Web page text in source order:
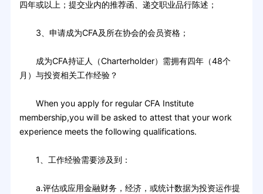
四年或以上；提交业内的推荐函、递交职业品行陈述；
3、申请成为CFA及所在协会的会员资格；
成为CFA持证人（Charterholder）需拥有四年（48个
月）与投资相关工作经验？
When you apply for regular CFA Institute
membership,you will be asked to attest that your work
experience meets the following qualifications.
1、工作经验需要涉及到：
a.评估或应用金融财务，经济，或统计数据为投资运作提